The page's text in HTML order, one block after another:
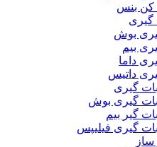
کن بنس
گیری
بوش
بیم
داما
داتیس
گیری
گیری بوش
گیر بیم
گیری فیلیپس